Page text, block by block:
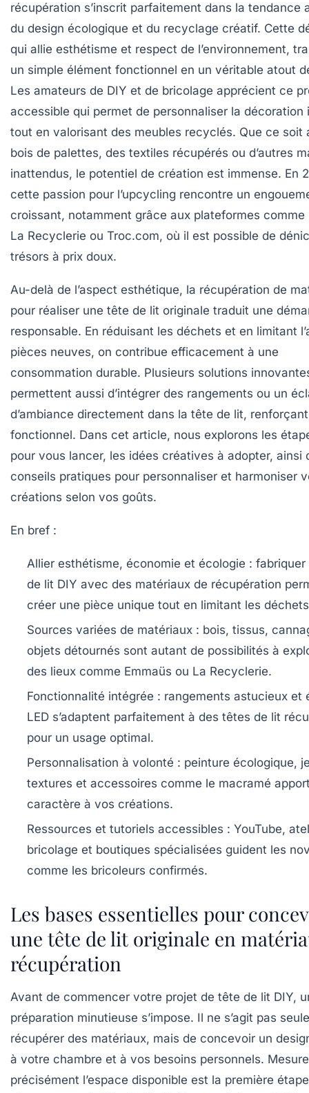
récupération s’inscrit parfaitement dans la tendance
du design écologique et du recyclage créatif. Cette
qui allie esthétisme et respect de l’environnement,
un simple élément fonctionnel en un véritable atout
Les amateurs de DIY et de bricolage apprécient ce
accessible qui permet de personnaliser la décoration
tout en valorisant des meubles recyclés. Que ce soit
bois de palettes, des textiles récupérés ou d’autres
inattendus, le potentiel de création est immense. En
cette passion pour l’upcycling rencontre un
croissant, notamment grâce aux plateformes comme
La Recyclerie ou Troc.com, où il est possible de
trésors à prix doux.
Au-delà de l’aspect esthétique, la récupération de
pour réaliser une tête de lit originale traduit une
responsable. En réduisant les déchets et en limitant
pièces neuves, on contribue efficacement à une
consommation durable. Plusieurs solutions
permettent aussi d’intégrer des rangements ou un
d’ambiance directement dans la tête de lit,
fonctionnel. Dans cet article, nous explorons les
pour vous lancer, les idées créatives à adopter, ainsi
conseils pratiques pour personnaliser et harmoniser
créations selon vos goûts.
En bref :
Allier esthétisme, économie et écologie :
de lit DIY avec des matériaux de récupération
créer une pièce unique tout en limitant les
Sources variées de matériaux : bois, tissus,
objets détournés sont autant de possibilités à
des lieux comme Emmaüs ou La Recyclerie.
Fonctionnalité intégrée : rangements astucieux et
LED s’adaptent parfaitement à des têtes de lit
pour un usage optimal.
Personnalisation à volonté : peinture écologique,
textures et accessoires comme le macramé
caractère à vos créations.
Ressources et tutoriels accessibles : YouTube,
bricolage et boutiques spécialisées guident les
comme les bricoleurs confirmés.
Les bases essentielles pour
une tête de lit originale en
récupération
Avant de commencer votre projet de tête de lit DIY,
préparation minutieuse s’impose. Il ne s’agit pas
récupérer des matériaux, mais de concevoir un
à votre chambre et à vos besoins personnels.
précisément l’espace disponible est la première